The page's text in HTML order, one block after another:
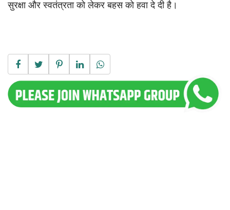
सुरक्षा और स्वतंत्रता को लेकर बहस को हवा दे दी है।